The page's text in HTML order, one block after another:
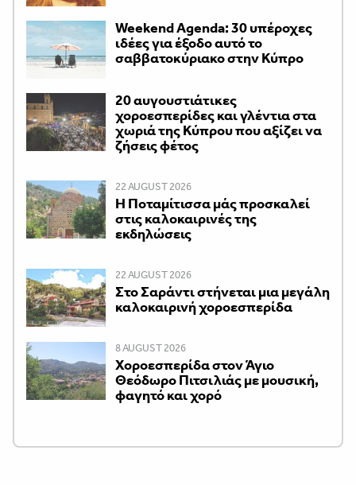
Weekend Agenda: 30 υπέροχες
ιδέες για έξοδο αυτό το
σαββατοκύριακο στην Κύπρο
20 αυγουστιάτικες
χοροεσπερίδες και γλέντια στα
χωριά της Κύπρου που αξίζει να
ζήσεις φέτος
22 AUGUST 2026
Η Ποταμίτισσα μάς προσκαλεί
στις καλοκαιρινές της
εκδηλώσεις
22 AUGUST 2026
Στο Σαράντι στήνεται μια μεγάλη
καλοκαιρινή χοροεσπερίδα
8 AUGUST 2026
Χοροεσπερίδα στον Άγιο
Θεόδωρο Πιτσιλιάς με μουσική,
φαγητό και χορό